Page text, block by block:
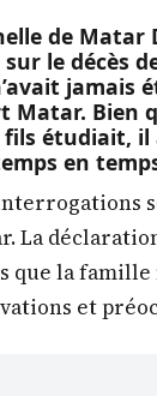
de Matar
le décès
jamais
Bien
fils étudiait,
en
La
que la
et